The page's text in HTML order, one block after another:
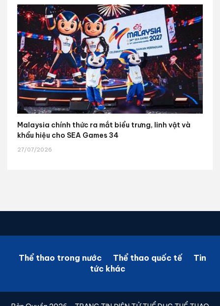
Malaysia chính thức ra mắt biểu trưng, linh vật và
khẩu hiệu cho SEA Games 34
27/07/2026
Thể thao trong nước Thể thao quốc tế
Tin
tức khác